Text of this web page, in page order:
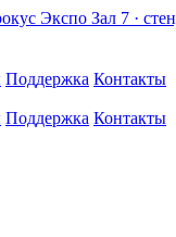
Экспо Зал 7 ·
Поддержка Контакты
Поддержка Контакты